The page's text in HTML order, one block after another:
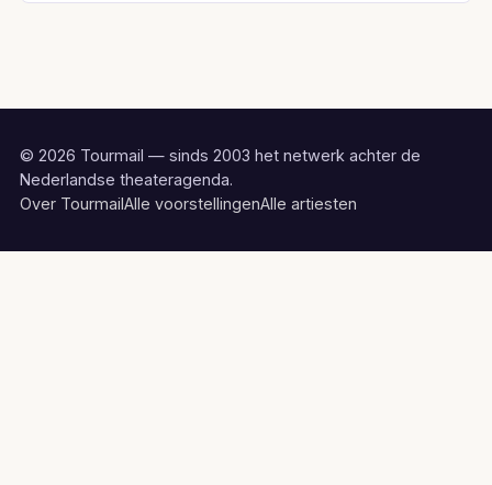
© 2026 Tourmail — sinds 2003 het netwerk achter de
Nederlandse theateragenda.
Over TourmailAlle voorstellingenAlle artiesten